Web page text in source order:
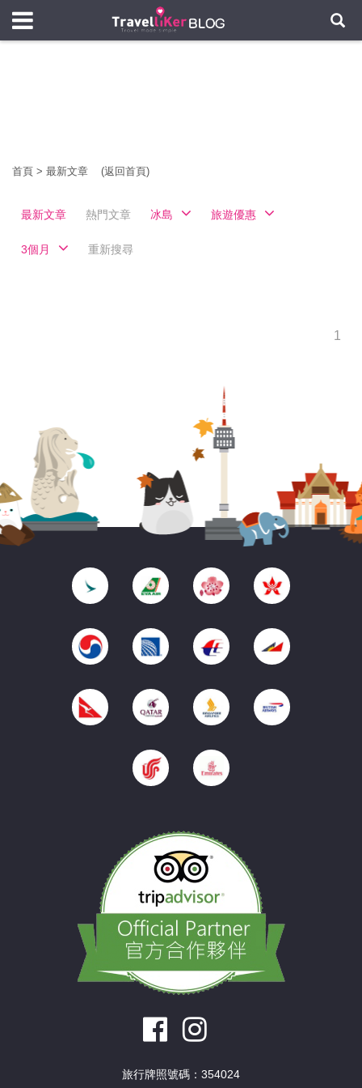
首頁 > 最新文章 (返回首頁)
最新文章 熱門文章 冰島 旅遊優惠
3個月 重新搜尋
1
旅行牌照號碼：354024